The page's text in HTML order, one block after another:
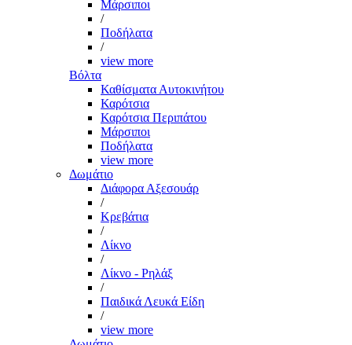
Μάρσιποι
/
Ποδήλατα
/
view more
Βόλτα
Καθίσματα Αυτοκινήτου
Καρότσια
Καρότσια Περιπάτου
Μάρσιποι
Ποδήλατα
view more
Δωμάτιο
Διάφορα Αξεσουάρ
/
Κρεβάτια
/
Λίκνο
/
Λίκνο - Ρηλάξ
/
Παιδικά Λευκά Είδη
/
view more